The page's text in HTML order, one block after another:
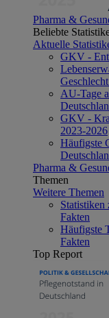
Pharma &
Beliebte
Aktuelle
GKV -
AU-Tage
GKV -
2023-2026
Häufigste
Pharma &
Themen
Weitere Themen
Fakten
Häufigste
Fakten
Top Report